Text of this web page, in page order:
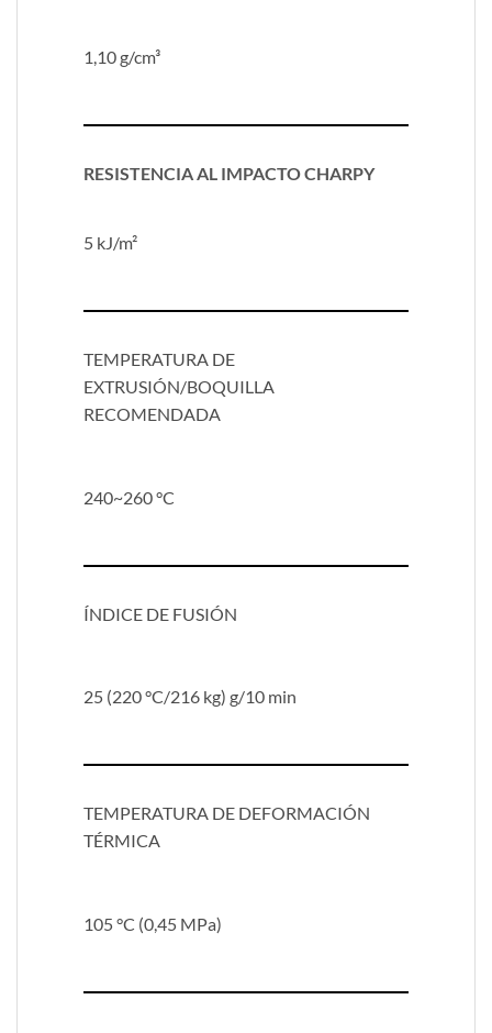
1,10 g/cm³
RESISTENCIA AL IMPACTO CHARPY
5 kJ/m²
TEMPERATURA DE
EXTRUSIÓN/BOQUILLA
RECOMENDADA
240~260 °C
ÍNDICE DE FUSIÓN
25 (220 °C/216 kg) g/10 min
TEMPERATURA DE DEFORMACIÓN
TÉRMICA
105 °C (0,45 MPa)